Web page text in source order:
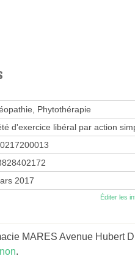
Phytothérapie
d'exercice libéral par action
2017
Éditer les
MARES Avenue Hubert
.